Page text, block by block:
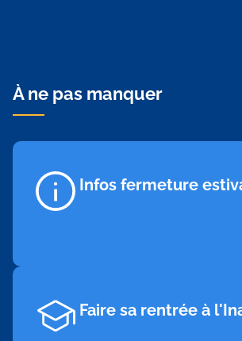
À ne pas manquer
Infos fermeture
Faire sa rentrée à